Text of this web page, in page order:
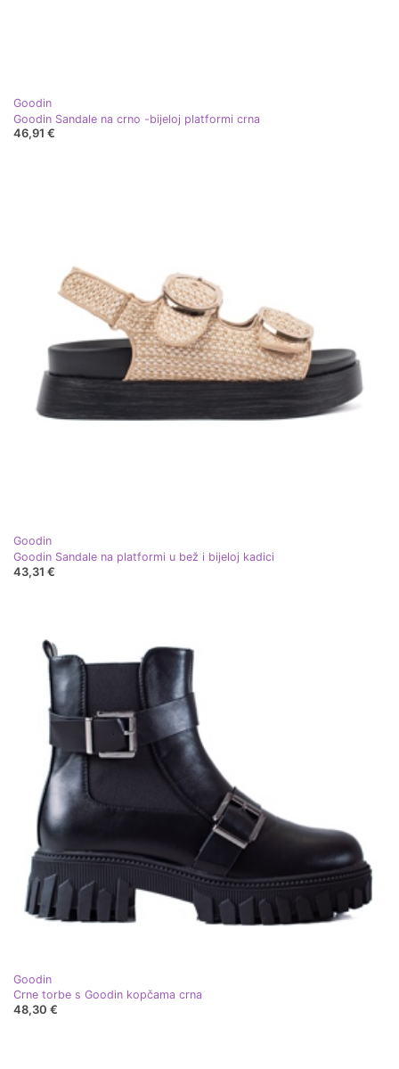
Goodin
Goodin Sandale na crno -bijeloj platformi crna
46,91 €
Goodin
Goodin Sandale na platformi u bež i bijeloj kadici
43,31 €
Goodin
Crne torbe s Goodin kopčama crna
48,30 €